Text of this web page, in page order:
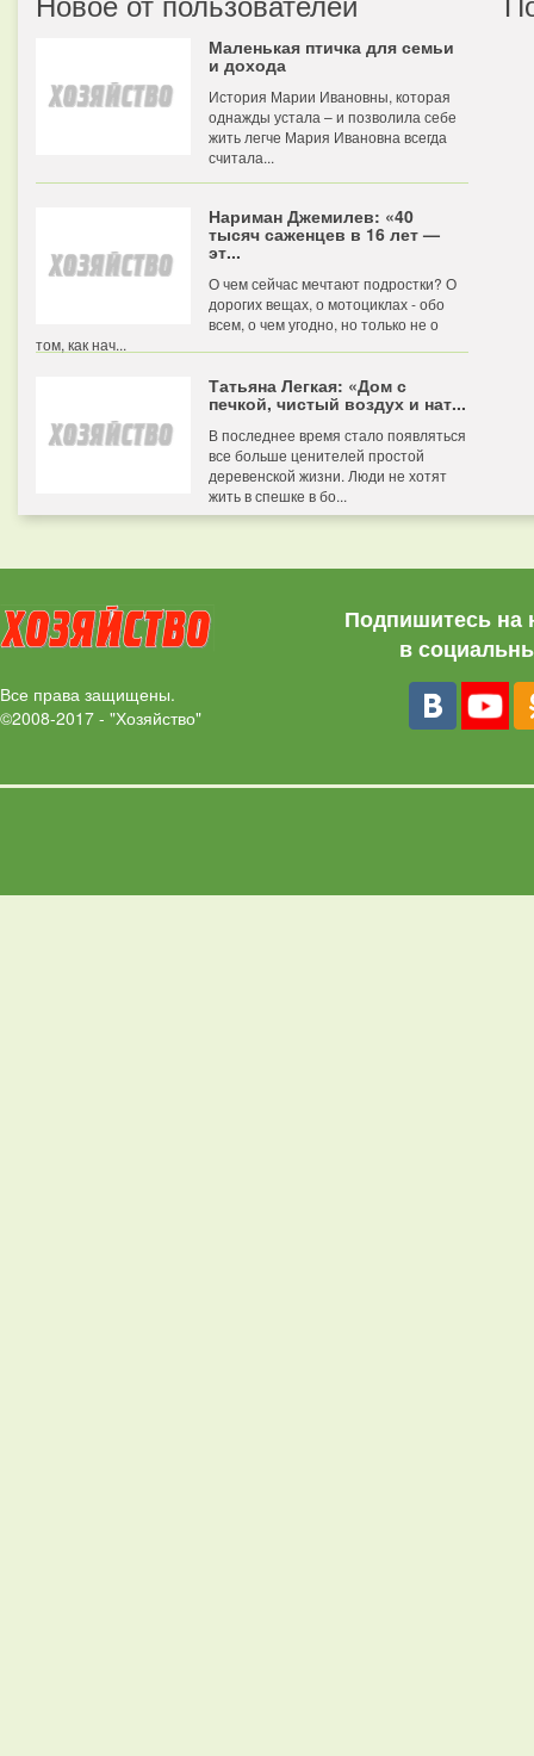
Маленькая птичка для семьи
и дохода
История Марии Ивановны, которая
однажды устала – и позволила себе
жить легче Мария Ивановна всегда
считала...
Нариман Джемилев: «40
тысяч саженцев в 16 лет —
эт...
О чем сейчас мечтают подростки? О
дорогих вещах, о мотоциклах - обо
всем, о чем угодно, но только не о
том, как нач...
Татьяна Легкая: «Дом с
печкой, чистый воздух и нат...
В последнее время стало появляться
все больше ценителей простой
деревенской жизни. Люди не хотят
жить в спешке в бо...
Все права защищены.
©2008-2017 - "Хозяйство"
Подпишитесь на
в